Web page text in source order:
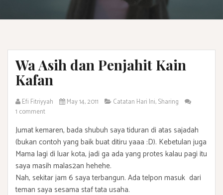
Wa Asih dan Penjahit Kain
Kafan
Efi Fitriyyah May 14, 2011 Catatan Hari Ini,Sharing
1 comment
Jumat kemaren, bada shubuh saya tiduran di atas sajadah
(bukan contoh yang baik buat ditiru yaaa :D). Kebetulan juga
Mama lagi di luar kota, jadi ga ada yang protes kalau pagi itu
saya masih malas2an hehehe.
Nah, sekitar jam 6 saya terbangun. Ada telpon masuk dari
teman saya sesama staf tata usaha.